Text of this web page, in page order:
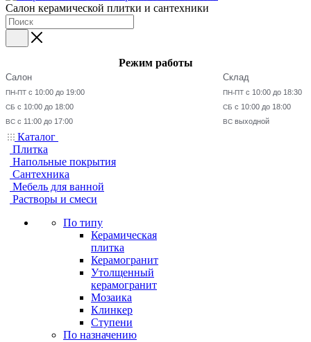
Салон керамической плитки и сантехники
Режим работы
Салон
ПН-ПТ с 10:00 до 19:00
СБ с 10:00 до 18:00
ВС с 11:00 до 17:00
Склад
ПН-ПТ с 10:00 до 18:30
СБ с 10:00 до 18:00
ВС выходной
Каталог
Плитка
Напольные покрытия
Сантехника
Мебель для ванной
Растворы и смеси
По типу
Керамическая
плитка
Керамогранит
Утолщенный
керамогранит
Мозаика
Клинкер
Ступени
По назначению